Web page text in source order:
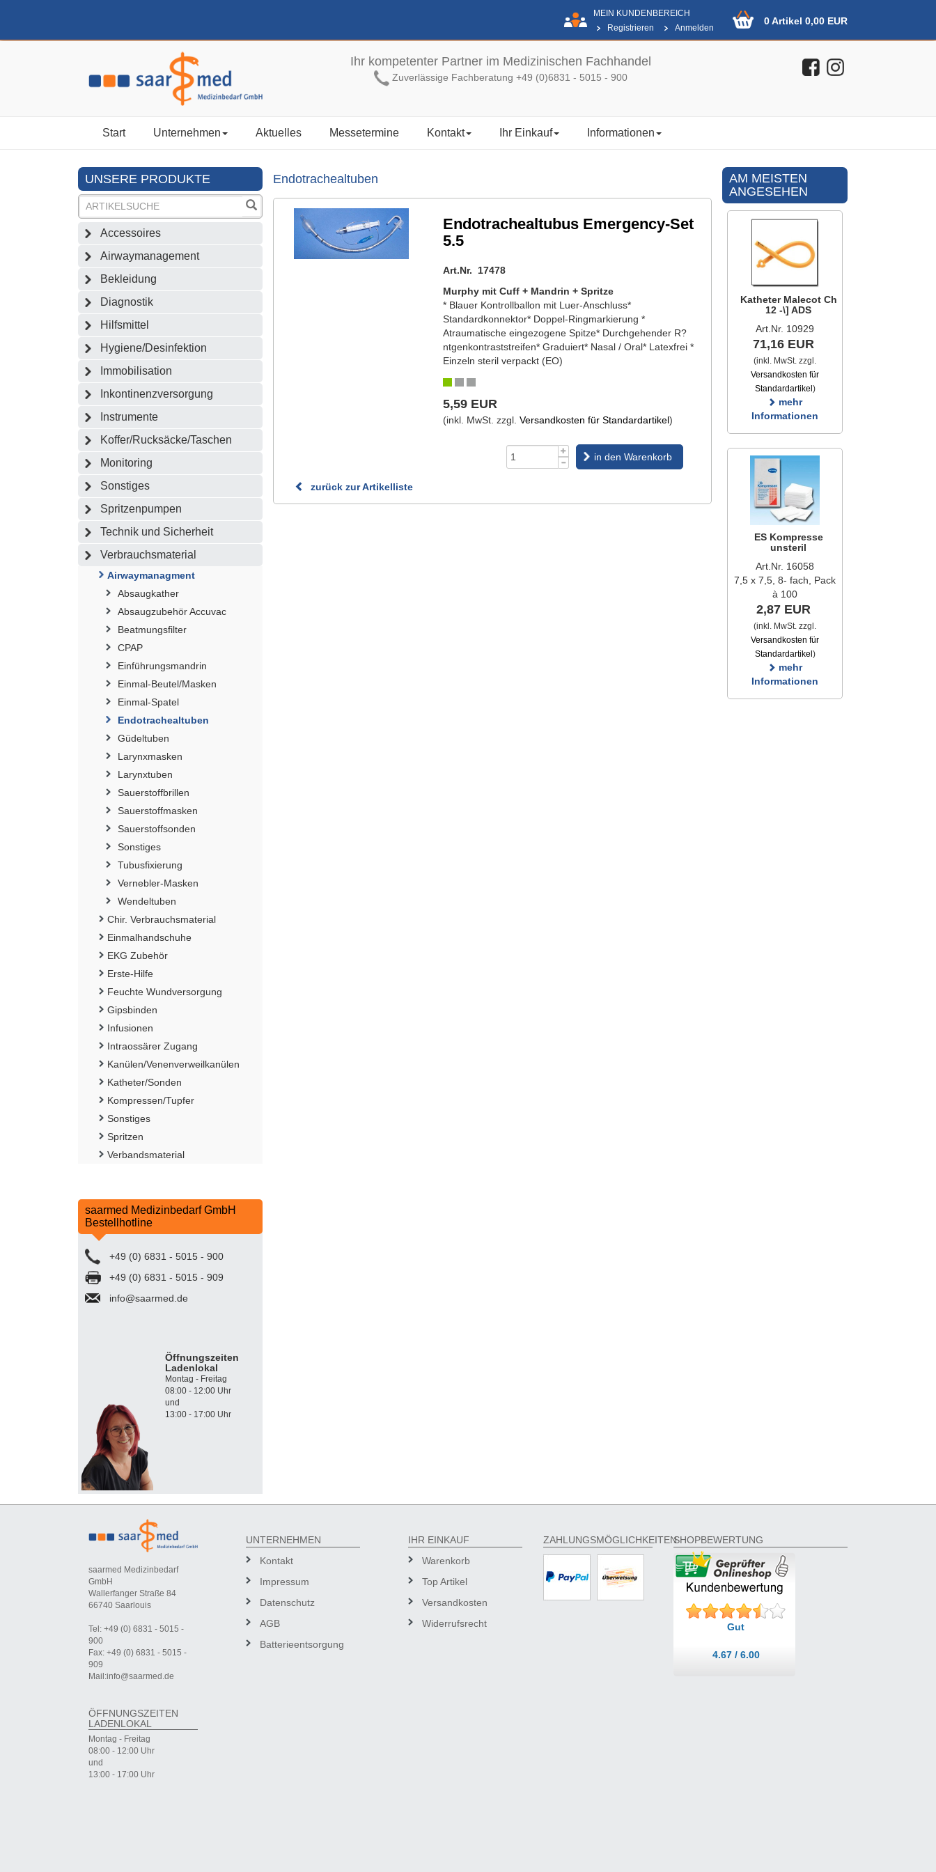
MEIN KUNDENBEREICH
Registrieren
Anmelden
0 Artikel 0,00 EUR
Ihr kompetenter Partner im Medizinischen Fachhandel
Zuverlässige Fachberatung +49 (0)6831 - 5015 - 900
Start Unternehmen Aktuelles Messetermine Kontakt Ihr Einkauf Informationen
UNSERE PRODUKTE
Accessoires
Airwaymanagement
Bekleidung
Diagnostik
Hilfsmittel
Hygiene/Desinfektion
Immobilisation
Inkontinenzversorgung
Instrumente
Koffer/Rucksäcke/Taschen
Monitoring
Sonstiges
Spritzenpumpen
Technik und Sicherheit
Verbrauchsmaterial
Airwaymanagment
Absaugkather
Absaugzubehör Accuvac
Beatmungsfilter
CPAP
Einführungsmandrin
Einmal-Beutel/Masken
Einmal-Spatel
Endotrachealtuben
Güdeltuben
Larynxmasken
Larynxtuben
Sauerstoffbrillen
Sauerstoffmasken
Sauerstoffsonden
Sonstiges
Tubusfixierung
Vernebler-Masken
Wendeltuben
Chir. Verbrauchsmaterial
Einmalhandschuhe
EKG Zubehör
Erste-Hilfe
Feuchte Wundversorgung
Gipsbinden
Infusionen
Intraossärer Zugang
Kanülen/Venenverweilkanülen
Katheter/Sonden
Kompressen/Tupfer
Sonstiges
Spritzen
Verbandsmaterial
saarmed Medizinbedarf GmbH
Bestellhotline
+49 (0) 6831 - 5015 - 900
+49 (0) 6831 - 5015 - 909
info@saarmed.de
Öffnungszeiten
Ladenlokal
Montag - Freitag
08:00 - 12:00 Uhr
und
13:00 - 17:00 Uhr
Endotrachealtuben
Endotrachealtubus Emergency-Set
5.5
Art.Nr. 17478
Murphy mit Cuff + Mandrin + Spritze
* Blauer Kontrollballon mit Luer-Anschluss*
Standardkonnektor* Doppel-Ringmarkierung *
Atraumatische eingezogene Spitze* Durchgehender R?
ntgenkontraststreifen* Graduiert* Nasal / Oral* Latexfrei *
Einzeln steril verpackt (EO)
5,59 EUR
(inkl. MwSt. zzgl. Versandkosten für Standardartikel)
in den Warenkorb
zurück zur Artikelliste
AM MEISTEN
ANGESEHEN
Katheter Malecot Ch
12 -\] ADS
Art.Nr. 10929
71,16 EUR
(inkl. MwSt. zzgl.
Versandkosten für
Standardartikel )
mehr
Informationen
ES Kompresse
unsteril
Art.Nr. 16058
7,5 x 7,5, 8- fach, Pack
à 100
2,87 EUR
(inkl. MwSt. zzgl.
Versandkosten für
Standardartikel )
mehr
Informationen
saarmed Medizinbedarf
GmbH
Wallerfanger Straße 84
66740 Saarlouis
Tel: +49 (0) 6831 - 5015 -
900
Fax: +49 (0) 6831 - 5015 -
909
Mail:info@saarmed.de
ÖFFNUNGSZEITEN
LADENLOKAL
Montag - Freitag
08:00 - 12:00 Uhr
und
13:00 - 17:00 Uhr
UNTERNEHMEN
Kontakt
Impressum
Datenschutz
AGB
Batterieentsorgung
IHR EINKAUF
Warenkorb
Top Artikel
Versandkosten
Widerrufsrecht
ZAHLUNGSMÖGLICHKEITENSHOPBEWERTUNG
Gut
4.67 / 6.00